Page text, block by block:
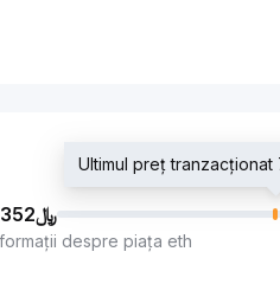
﷼
despre piața eth